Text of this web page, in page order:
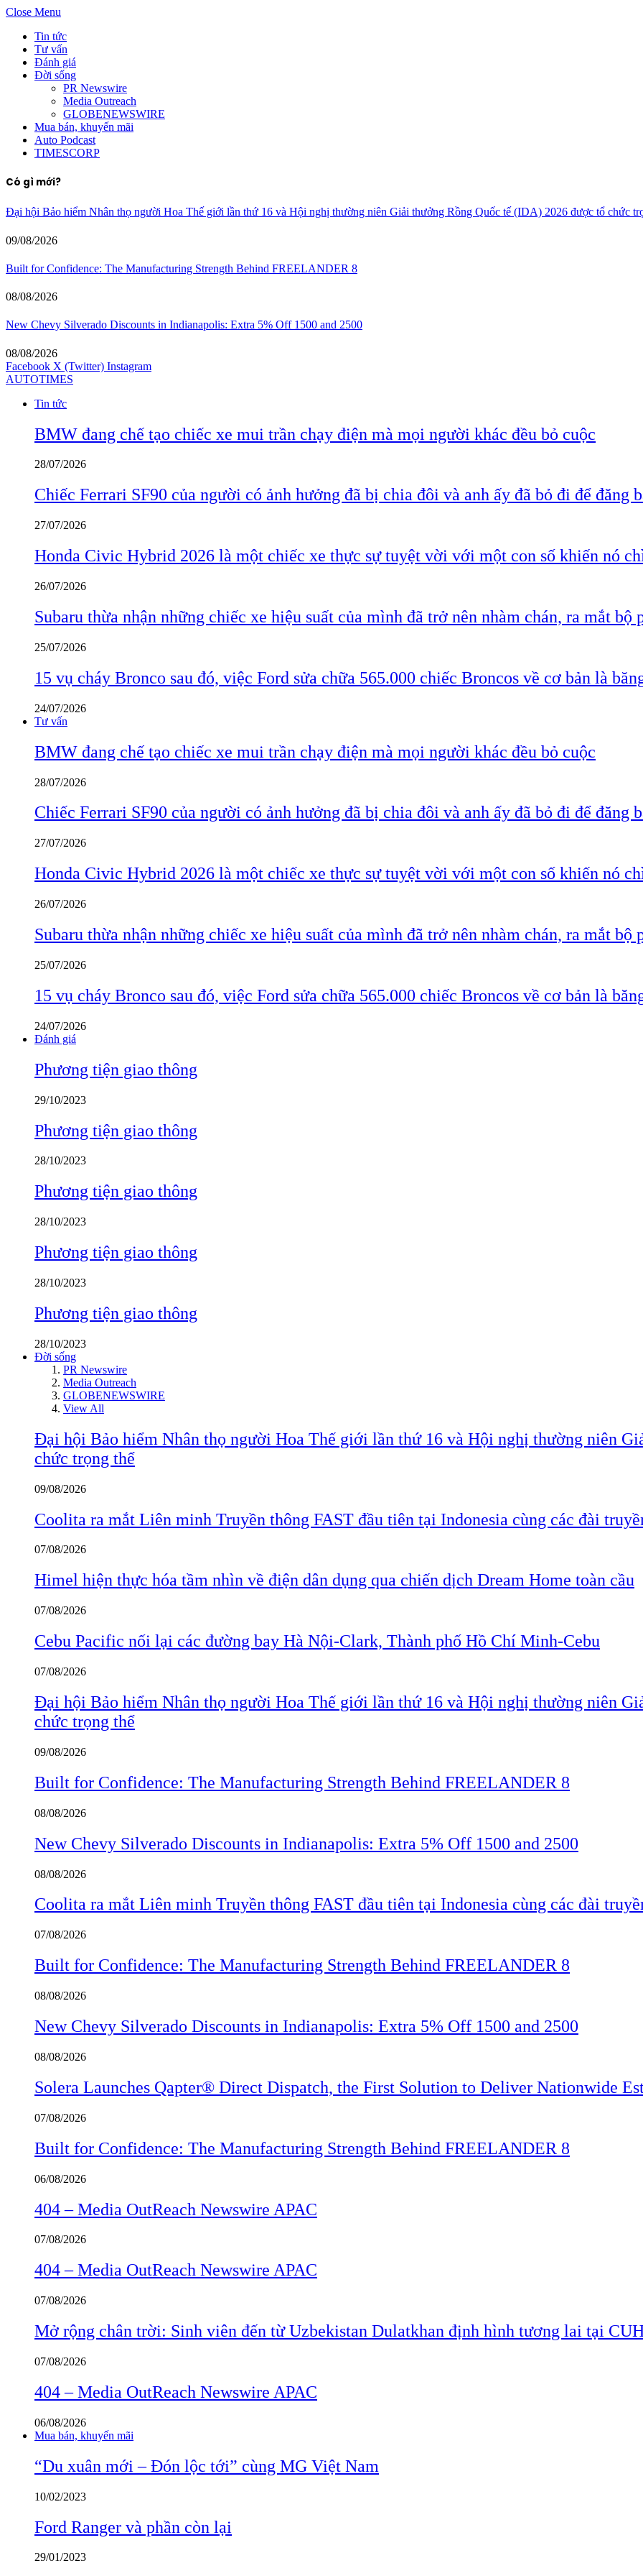
Close Menu
Tin tức
Tư vấn
Đánh giá
Đời sống
PR Newswire
Media Outreach
GLOBENEWSWIRE
Mua bán, khuyến mãi
Auto Podcast
TIMESCORP
Có gì mới?
Đại hội Bảo hiểm Nhân thọ người Hoa Thế giới lần thứ 16 và Hội nghị thường niên Giải thưởng Rồng Quốc tế (IDA) 2026 được tổ chức
09/08/2026
Built for Confidence: The Manufacturing Strength Behind FREELANDER 8
08/08/2026
New Chevy Silverado Discounts in Indianapolis: Extra 5% Off 1500 and 2500
08/08/2026
Facebook X (Twitter) Instagram
AUTOTIMES
Tin tức
BMW đang chế tạo chiếc xe mui trần chạy điện mà mọi người khác đều bỏ cuộc
28/07/2026
Chiếc Ferrari SF90 của người có ảnh hưởng đã bị chia đôi và anh ấy đã bỏ đi để đăng
27/07/2026
Honda Civic Hybrid 2026 là một chiếc xe thực sự tuyệt vời với một con số khiến nó
26/07/2026
Subaru thừa nhận những chiếc xe hiệu suất của mình đã trở nên nhàm chán, ra mắt bộ
25/07/2026
15 vụ cháy Bronco sau đó, việc Ford sửa chữa 565.000 chiếc Broncos về cơ bản là
24/07/2026
Tư vấn
BMW đang chế tạo chiếc xe mui trần chạy điện mà mọi người khác đều bỏ cuộc
28/07/2026
Chiếc Ferrari SF90 của người có ảnh hưởng đã bị chia đôi và anh ấy đã bỏ đi để đăng
27/07/2026
Honda Civic Hybrid 2026 là một chiếc xe thực sự tuyệt vời với một con số khiến nó
26/07/2026
Subaru thừa nhận những chiếc xe hiệu suất của mình đã trở nên nhàm chán, ra mắt bộ
25/07/2026
15 vụ cháy Bronco sau đó, việc Ford sửa chữa 565.000 chiếc Broncos về cơ bản là
24/07/2026
Đánh giá
Phương tiện giao thông
29/10/2023
Phương tiện giao thông
28/10/2023
Phương tiện giao thông
28/10/2023
Phương tiện giao thông
28/10/2023
Phương tiện giao thông
28/10/2023
Đời sống
PR Newswire
Media Outreach
GLOBENEWSWIRE
View All
Đại hội Bảo hiểm Nhân thọ người Hoa Thế giới lần thứ 16 và Hội nghị thường niên
chức trọng thể
09/08/2026
Coolita ra mắt Liên minh Truyền thông FAST đầu tiên tại Indonesia cùng các đài
07/08/2026
Himel hiện thực hóa tầm nhìn về điện dân dụng qua chiến dịch Dream Home toàn cầu
07/08/2026
Cebu Pacific nối lại các đường bay Hà Nội-Clark, Thành phố Hồ Chí Minh-Cebu
07/08/2026
Đại hội Bảo hiểm Nhân thọ người Hoa Thế giới lần thứ 16 và Hội nghị thường niên
chức trọng thể
09/08/2026
Built for Confidence: The Manufacturing Strength Behind FREELANDER 8
08/08/2026
New Chevy Silverado Discounts in Indianapolis: Extra 5% Off 1500 and 2500
08/08/2026
Coolita ra mắt Liên minh Truyền thông FAST đầu tiên tại Indonesia cùng các đài
07/08/2026
Built for Confidence: The Manufacturing Strength Behind FREELANDER 8
08/08/2026
New Chevy Silverado Discounts in Indianapolis: Extra 5% Off 1500 and 2500
08/08/2026
Solera Launches Qapter® Direct Dispatch, the First Solution to Deliver Nationwide
07/08/2026
Built for Confidence: The Manufacturing Strength Behind FREELANDER 8
06/08/2026
404 – Media OutReach Newswire APAC
07/08/2026
404 – Media OutReach Newswire APAC
07/08/2026
Mở rộng chân trời: Sinh viên đến từ Uzbekistan Dulatkhan định hình tương lai tại
07/08/2026
404 – Media OutReach Newswire APAC
06/08/2026
Mua bán, khuyến mãi
“Du xuân mới – Đón lộc tới” cùng MG Việt Nam
10/02/2023
Ford Ranger và phần còn lại
29/01/2023